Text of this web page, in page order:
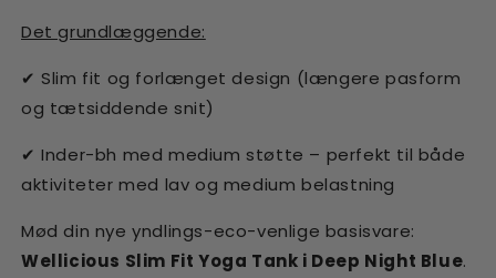
Det grundlæggende:
✔ Slim fit og forlænget design (længere pasform
og tætsiddende snit)
✔ Inder-bh med medium støtte – perfekt til både
aktiviteter med lav og medium belastning
Mød din nye yndlings-eco-venlige basisvare:
Wellicious Slim Fit Yoga Tank i Deep Night Blue.